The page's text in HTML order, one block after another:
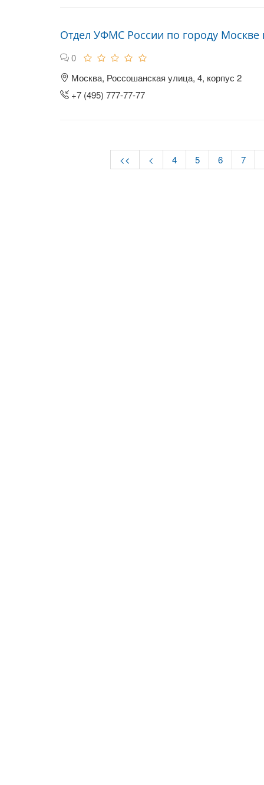
Отдел УФМС России по городу
0
Москва, Россошанская улица, 4, корпус 2
+7 (495) 777-77-77
<< < 4 5 6 7